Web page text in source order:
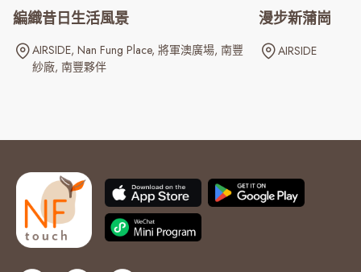
編織昔日生活風景
AIRSIDE Nan Fung Place 將軍澳廣場 南豐
紗廠 南豐夥伴
漫步新蒲崗
AIRSIDE